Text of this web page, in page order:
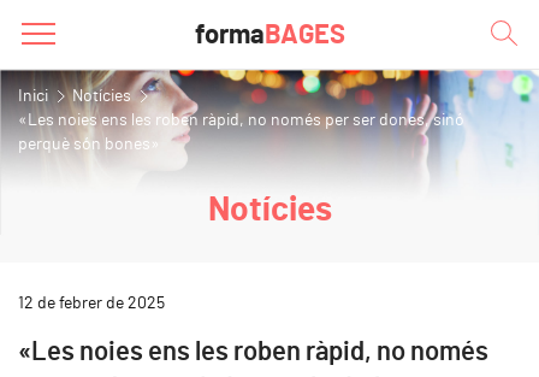
forma BAGES
Inici
Notícies
«Les noies ens les roben ràpid, no només per ser dones, sinó
perquè són bones»
Notícies
12 de febrer de 2025
«Les noies ens les roben ràpid, no només